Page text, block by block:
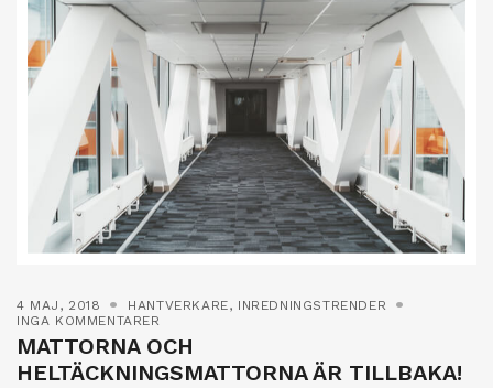
4 MAJ, 2018 HANTVERKARE, INREDNINGSTRENDER
INGA KOMMENTARER
MATTORNA OCH
HELTÄCKNINGSMATTORNA ÄR TILLBAKA!